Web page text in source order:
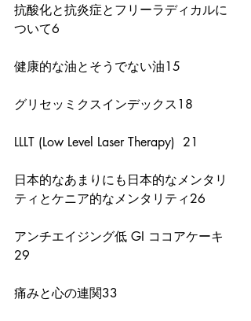
抗酸化と抗炎症とフリーラディカルに
ついて6
健康的な油とそうでない油15
グリセッミクスインデックス18
LLLT (Low Level Laser Therapy)  21
日本的なあまりにも日本的なメンタリ
ティとケニア的なメンタリティ26
アンチエイジング低 GI ココアケーキ
29
痛みと心の連関33